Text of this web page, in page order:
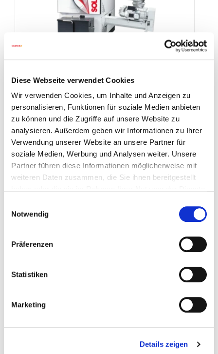
Diese Webseite verwendet Cookies
Wir verwenden Cookies, um Inhalte und Anzeigen zu
personalisieren, Funktionen für soziale Medien anbieten
zu können und die Zugriffe auf unsere Website zu
analysieren. Außerdem geben wir Informationen zu Ihrer
Verwendung unserer Website an unsere Partner für
soziale Medien, Werbung und Analysen weiter. Unsere
Partner führen diese Informationen möglicherweise mit
weiteren Daten zusammen, die Sie ihnen bereitgestellt
Notwendig
Präferenzen
Statistiken
Marketing
Details zeigen
eco zero – Heizen mit Hackgut
Robuste Austragung mit Einkammer-
Zellradschleuse
Herausragende Verbrennungstechnik mit
automatischem Kipprost und optimierter
Brennkammer
Mit elektrostatischem Staubfilter für geringste
Staubemissionen < 2,5 mg/Nm³
Leistungsgrößen: 30, 35, 40, 45, 50, 60, 70, 90,
zu den Details